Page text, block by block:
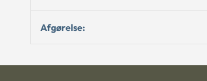
Afgørelse: